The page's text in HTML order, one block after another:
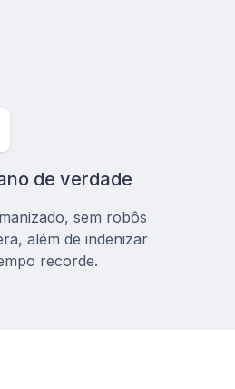
de verdade
sem robôs
além de indenizar
recorde.